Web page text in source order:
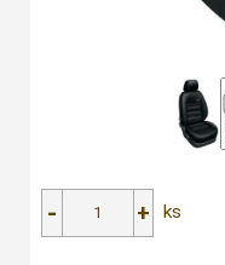
ks